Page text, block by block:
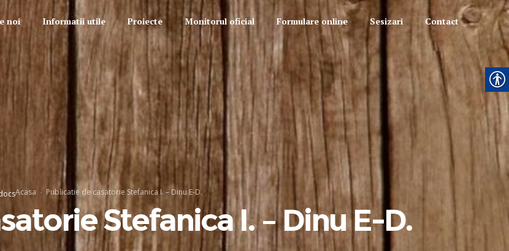
noi Informatii utile Proiecte Monitorul oficial Formulare online Sesizari Contact
Acasa Publicatie de casatorie Stefanica I. – Dinu E-D.
Stefanica I. – Dinu E-D.